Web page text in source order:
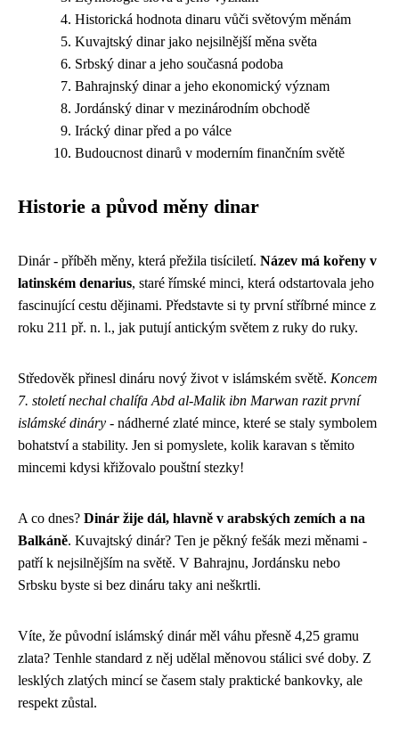
Historická hodnota dinaru vůči světovým měnám
Kuvajtský dinar jako nejsilnější měna světa
Srbský dinar a jeho současná podoba
Bahrajnský dinar a jeho ekonomický význam
Jordánský dinar v mezinárodním obchodě
Irácký dinar před a po válce
Budoucnost dinarů v moderním finančním světě
Historie a původ měny dinar
Dinár - příběh měny, která přežila tisíciletí. Název má kořeny v
latinském denarius, staré římské minci, která odstartovala jeho
fascinující cestu dějinami. Představte si ty první stříbrné mince z
roku 211 př. n. l., jak putují antickým světem z ruky do ruky.
Středověk přinesl dináru nový život v islámském světě. Koncem
7. století nechal chalífa Abd al-Malik ibn Marwan razit první
islámské dináry - nádherné zlaté mince, které se staly symbolem
bohatství a stability. Jen si pomyslete, kolik karavan s těmito
mincemi kdysi křižovalo pouštní stezky!
A co dnes? Dinár žije dál, hlavně v arabských zemích a na
Balkáně. Kuvajtský dinár? Ten je pěkný fešák mezi měnami -
patří k nejsilnějším na světě. V Bahrajnu, Jordánsku nebo
Srbsku byste si bez dináru taky ani neškrtli.
Víte, že původní islámský dinár měl váhu přesně 4,25 gramu
zlata? Tenhle standard z něj udělal měnovou stálici své doby. Z
lesklých zlatých mincí se časem staly praktické bankovky, ale
respekt zůstal.